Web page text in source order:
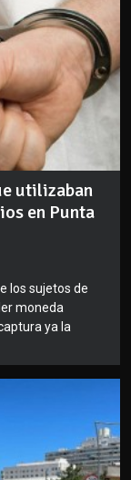
utilizaban
en Punta
los sujetos de
moneda
ya la